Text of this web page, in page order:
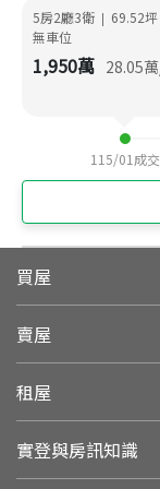
5房2廳3衛 | 69.52坪
無車位
1,950萬 28.05
115/01 成交
買屋
賣屋
租屋
實登與房訊知識